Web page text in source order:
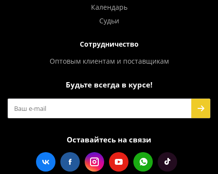
Календарь
Судьи
Сотрудничество
Оптовым клиентам и поставщикам
Будьте всегда в курсе!
Оставайтесь на связи